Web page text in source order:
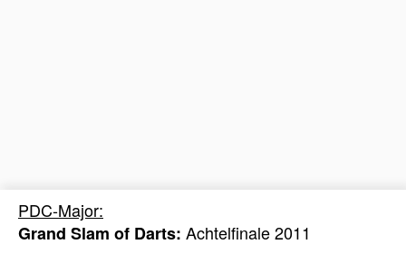
PDC-Major:
Grand Slam of Darts: Achtelfinale 2011